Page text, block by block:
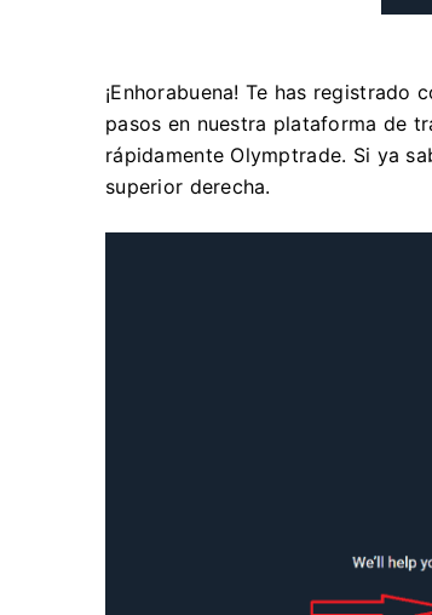
¡Enhorabuena! Te has
pasos en nuestra plataforma de
rápidamente Olymptrade. Si ya
superior derecha.